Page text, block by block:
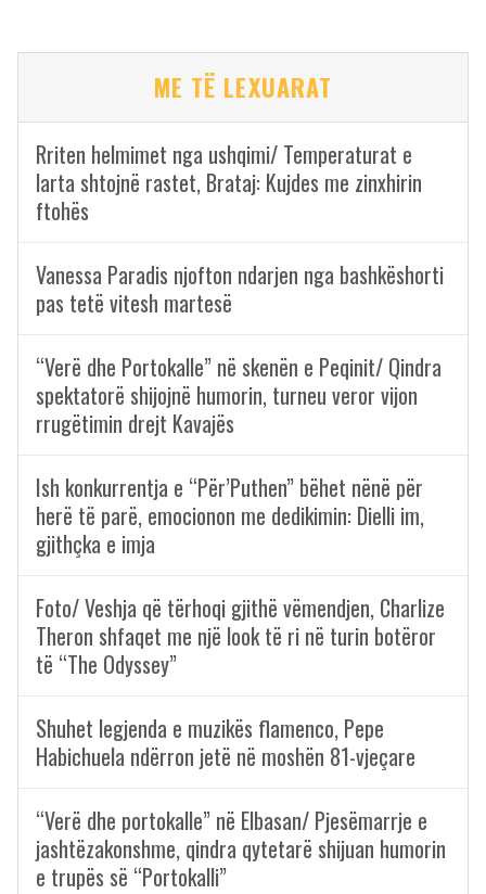
ME TË LEXUARAT
Rriten helmimet nga ushqimi/ Temperaturat e
larta shtojnë rastet, Brataj: Kujdes me zinxhirin
ftohës
Vanessa Paradis njofton ndarjen nga bashkëshorti
pas tetë vitesh martesë
“Verë dhe Portokalle” në skenën e Peqinit/ Qindra
spektatorë shijojnë humorin, turneu veror vijon
rrugëtimin drejt Kavajës
Ish konkurrentja e “Për’Puthen” bëhet nënë për
herë të parë, emocionon me dedikimin: Dielli im,
gjithçka e imja
Foto/ Veshja që tërhoqi gjithë vëmendjen, Charlize
Theron shfaqet me një look të ri në turin botëror
të “The Odyssey”
Shuhet legjenda e muzikës flamenco, Pepe
Habichuela ndërron jetë në moshën 81-vjeçare
“Verë dhe portokalle” në Elbasan/ Pjesëmarrje e
jashtëzakonshme, qindra qytetarë shijuan humorin
e trupës së “Portokalli”